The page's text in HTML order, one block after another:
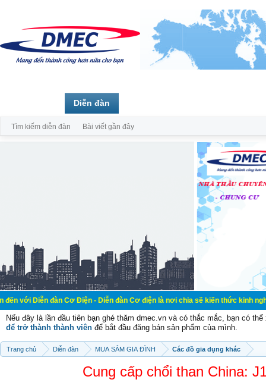
đàn Cơ Điện - Diễn đàn Cơ điện là nơi chia sẽ kiến thức kinh nghiệm
Nếu đây là lần đầu tiên bạn ghé thăm dmec.vn và có thắc mắc, bạn có
để trở thành thành viên để bắt đầu đăng bán sản phẩm của mình.
Trang chủ Diễn đàn MUA SẮM GIA ĐÌNH Các đồ gia dụng khác
Cung cấp chổi than China:
Diễn đàn
Tìm kiếm diễn đàn Bài viết gần đây